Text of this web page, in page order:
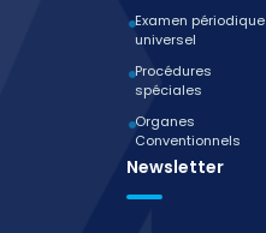
Examen périodique
universel
Procédures
spéciales
Organes
Conventionnels
Newsletter